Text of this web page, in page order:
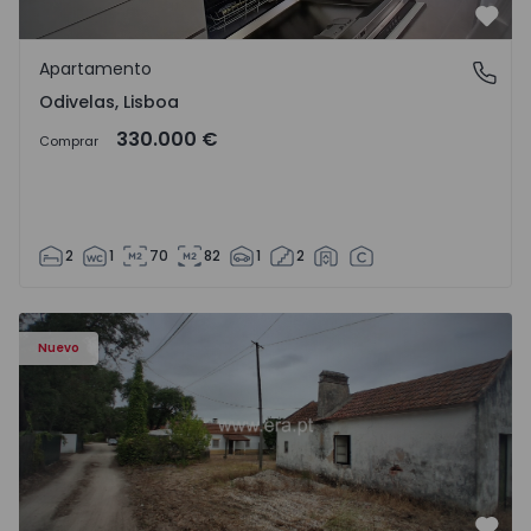
Odivelas, Lisboa
Apartamento
Odivelas, Lisboa
Comprar 330.000 €
2 1 70 82 1 2
Nuevo
Apartamento T3 Salvaterra de Magos, Marinhais -